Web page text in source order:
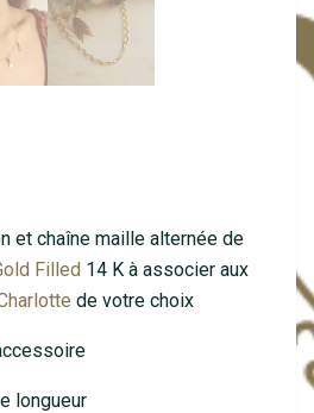
et chaîne maille alternée de
Filled 14 K à associer aux
de votre choix
longueur